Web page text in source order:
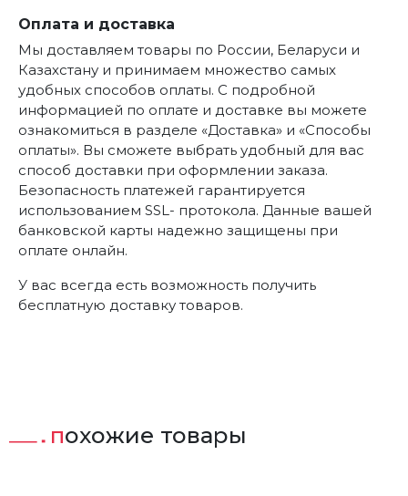
Оплата и доставка
Мы доставляем товары по России, Беларуси и
Казахстану и принимаем множество самых
удобных способов оплаты. С подробной
информацией по оплате и доставке вы можете
ознакомиться в разделе «Доставка» и «Способы
оплаты». Вы сможете выбрать удобный для вас
способ доставки при оформлении заказа.
Безопасность платежей гарантируется
использованием SSL- протокола. Данные вашей
банковской карты надежно защищены при
оплате онлайн.
У вас всегда есть возможность получить
бесплатную доставку товаров.
похожие товары